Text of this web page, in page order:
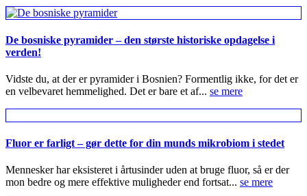
De bosniske pyramider – den største historiske opdagelse i
verden!
Vidste du, at der er pyramider i Bosnien? Formentlig ikke, for det er
en velbevaret hemmelighed. Det er bare et af... se mere
Fluor er farligt – gør dette for din munds mikrobiom i stedet
Mennesker har eksisteret i årtusinder uden at bruge fluor, så er der
mon bedre og mere effektive muligheder end fortsat... se mere